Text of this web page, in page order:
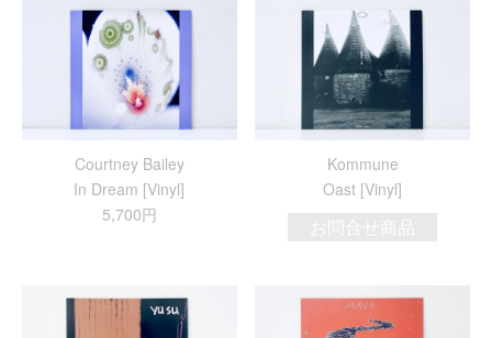
Courtney Bailey
In Dream [Vinyl]
5,700円
Kommune
Oast [Vinyl]
お問合せ商品